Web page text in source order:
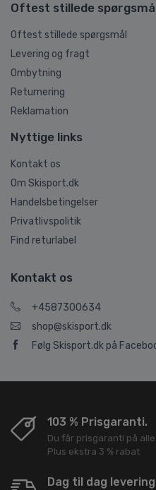
Oftest stillede
Oftest stillede spørgsmål
Levering og fragt
Ombytning
Returnering
Reklamation
Nyttige links
Kontakt os
Om Skisport.dk
Handelsbetingelser
Privatlivspolitik
Find returlabel
Kontakt os
+4587300634
shop@skisport.dk
Følg Skisport.dk på
103 % Prisgaranti.
Du får prisgaranti på alle
Plus ekstra 3 % rabat
Dag til dag levering